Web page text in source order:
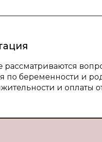
рассматриваются
по беременности и
и оплаты